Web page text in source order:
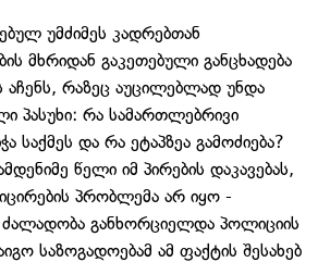
უმძიმეს კადრებთან
მხრიდან გაკეთებული განცხადება
აჩენს, რაზეც აუცილებლად უნდა
პასუხი: რა სამართლებრივი
საქმეს და რა ეტაპზეა გამოძიება?
წელი იმ პირების დაკავებას,
პრობლემა არ იყო -
ძალადობა განხორციელდა პოლიციის
საზოგადოებამ ამ ფაქტის შესახებ